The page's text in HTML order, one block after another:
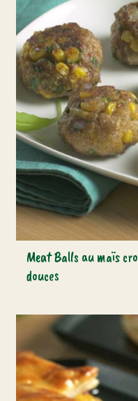
Meat Balls au maïs
douces